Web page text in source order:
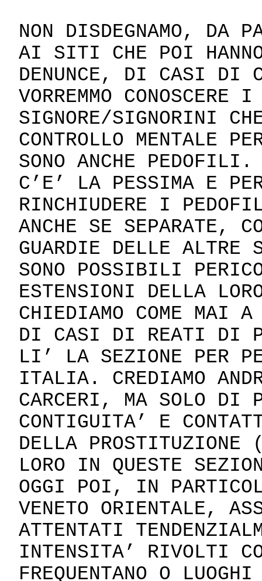
NON DISDEGNAMO, DA
AI SITI CHE POI
DENUNCE, DI CASI DI
VORREMMO
SIGNORE/SIGNORINI
CONTROLLO MENTALE
SONO ANCHE
C’E’ LA PESSIMA E
RINCHIUDERE I
ANCHE SE SEPARATE,
GUARDIE DELLE
SONO POSSIBILI
ESTENSIONI DELLA
CHIEDIAMO COME MAI
DI CASI DI REATI DI
LI’ LA SEZIONE PER
ITALIA. CREDIAMO
CARCERI, MA SOLO DI
CONTIGUITA’ E
DELLA PROSTITUZIONE
LORO IN QUESTE
OGGI POI, IN
VENETO ORIENTALE,
ATTENTATI
INTENSITA’ RIVOLTI
FREQUENTANO O